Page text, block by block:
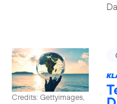
Credits: Gettyimages,